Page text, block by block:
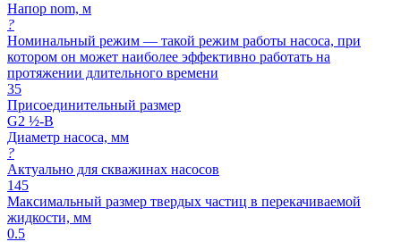
Напор nom, м
?
Номинальный режим — такой режим работы насоса, при
котором он может наиболее эффективно работать на
протяжении длительного времени
35
Присоединительный размер
G2 ½-B
Диаметр насоса, мм
?
Актуально для скважинах насосов
145
Максимальный размер твердых частиц в перекачиваемой
жидкости, мм
0.5